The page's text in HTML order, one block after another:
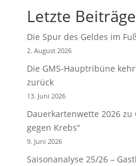
Letzte Beiträge
Die Spur des Geldes im
2. August 2026
Die GMS-Hauptribüne
zurück
13. Juni 2026
Dauerkartenwette 2026 zu
gegen Krebs“
9. Juni 2026
Saisonanalyse 25/26 –